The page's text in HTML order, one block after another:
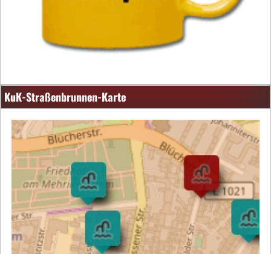
KuK-Straßenbrunnen-Karte